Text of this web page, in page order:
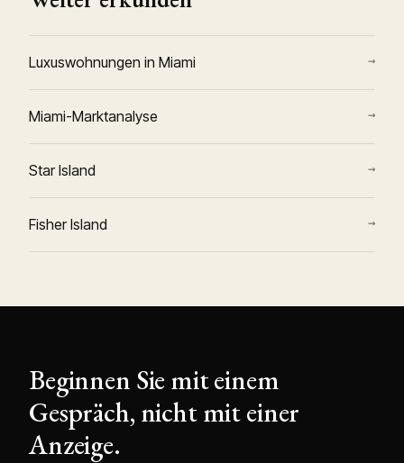
Luxuswohnungen in Miami →
Miami-Marktanalyse →
Star Island →
Fisher Island →
Beginnen Sie mit einem
Gespräch, nicht mit einer
Anzeige.